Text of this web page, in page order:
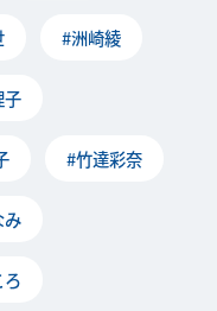
#洲崎綾
子
#竹達彩奈
み